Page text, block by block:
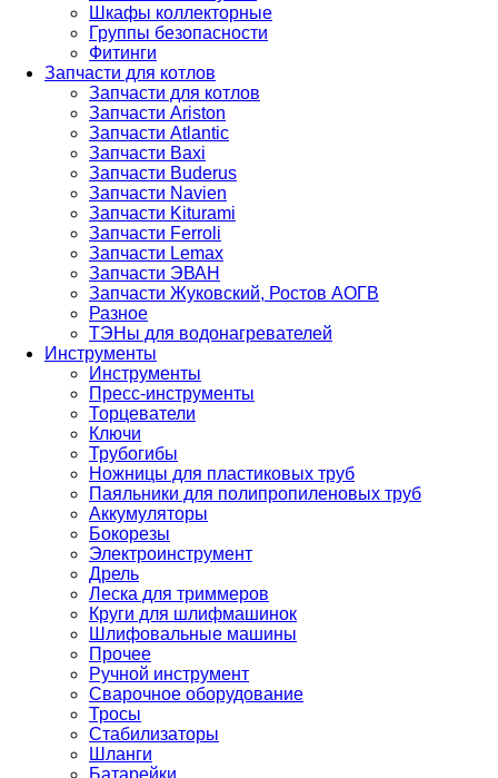
Шкафы коллекторные
Группы безопасности
Фитинги
Запчасти для котлов
Запчасти для котлов
Запчасти Ariston
Запчасти Atlantic
Запчасти Baxi
Запчасти Buderus
Запчасти Navien
Запчасти Kiturami
Запчасти Ferroli
Запчасти Lemax
Запчасти ЭВАН
Запчасти Жуковский, Ростов АОГВ
Разное
ТЭНы для водонагревателей
Инструменты
Инструменты
Пресс-инструменты
Торцеватели
Ключи
Трубогибы
Ножницы для пластиковых труб
Паяльники для полипропиленовых труб
Аккумуляторы
Бокорезы
Электроинструмент
Дрель
Леска для триммеров
Круги для шлифмашинок
Шлифовальные машины
Прочее
Ручной инструмент
Сварочное оборудование
Тросы
Стабилизаторы
Шланги